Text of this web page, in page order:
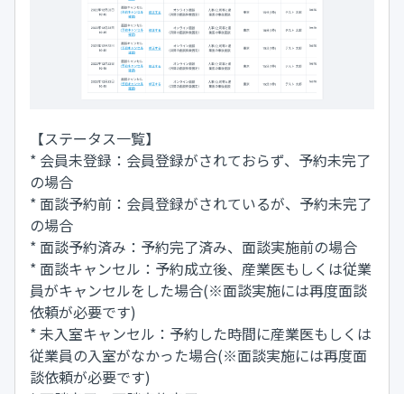
【ステータス一覧】
* 会員未登録：会員登録がされておらず、予約未完了
の場合
* 面談予約前：会員登録がされているが、予約未完了
の場合
* 面談予約済み：予約完了済み、面談実施前の場合
* 面談キャンセル：予約成立後、産業医もしくは従業
員がキャンセルをした場合(※面談実施には再度面談
依頼が必要です)
* 未入室キャンセル：予約した時間に産業医もしくは
従業員の入室がなかった場合(※面談実施には再度面
談依頼が必要です)